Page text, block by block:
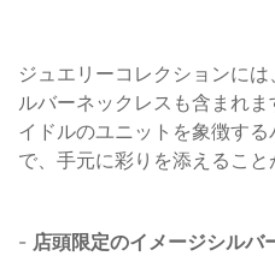
ジュエリーコレクションに
ルバーネックレスも含まれ
イドルのユニットを象徴す
で、手元に彩りを添えること
- 店頭限定のイメージシルバ